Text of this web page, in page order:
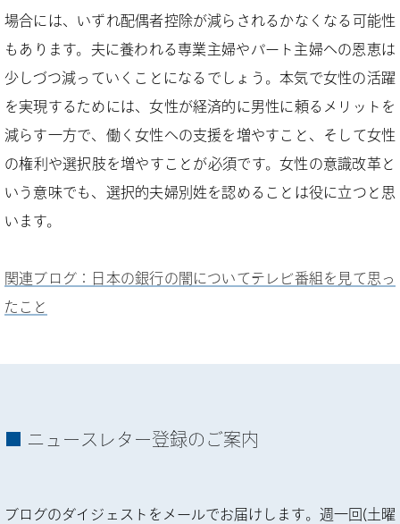
場合には、いずれ配偶者控除が減らされるかなくなる可能性
もあります。夫に養われる専業主婦やパート主婦への恩恵は
少しづつ減っていくことになるでしょう。本気で女性の活躍
を実現するためには、女性が経済的に男性に頼るメリットを
減らす一方で、働く女性への支援を増やすこと、そして女性
の権利や選択肢を増やすことが必須です。女性の意識改革と
いう意味でも、選択的夫婦別姓を認めることは役に立つと思
います。
関連ブログ：日本の銀行の闇についてテレビ番組を見て思っ
たこと
ニュースレター登録のご案内
ブログのダイジェストをメールでお届けします。週一回(土曜